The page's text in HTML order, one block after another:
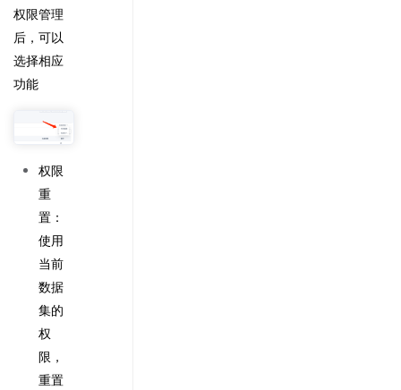
权限管理
后，可以
选择相应
功能
权限
重
置：
使用
当前
数据
集的
权
限，
重置